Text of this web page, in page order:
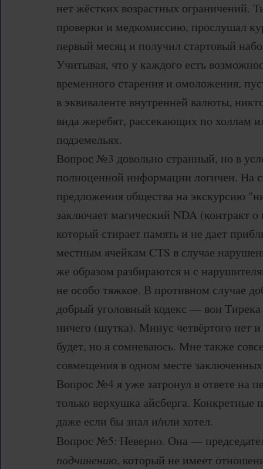
нет жёстких возрастных ограничений.
проверки и медкомиссию, прослушал
первый месяц и получил стартовый
Учитывая, что у каждого есть
временного старения и омоложения,
в эквиваленте внутренней валюты,
вида жеребят, рассекающих по холлам
подземельях.
Вопрос №3 довольно странный, но в
полноценной информации логичен. На
предложения общества на экскурсию
заключает магический NDA (контракт
который стирает память и не дает
местным ячейкам CTS в случае
же образом разбираются и с
не особо тяжкое. В противном случае
добрый уголовный кодекс — вон
ничего (шутка). Минус четвёртого нет
будет, но я сомневаюсь. Мне также
совмещения в одном месте
Вопрос №4 я уже затронул в ответе на
только верхушка айсберга. Конкретные
даже если бы знал и/или хотел.
Вопрос №5: Неверно. Она —
подчинению, который не имеет